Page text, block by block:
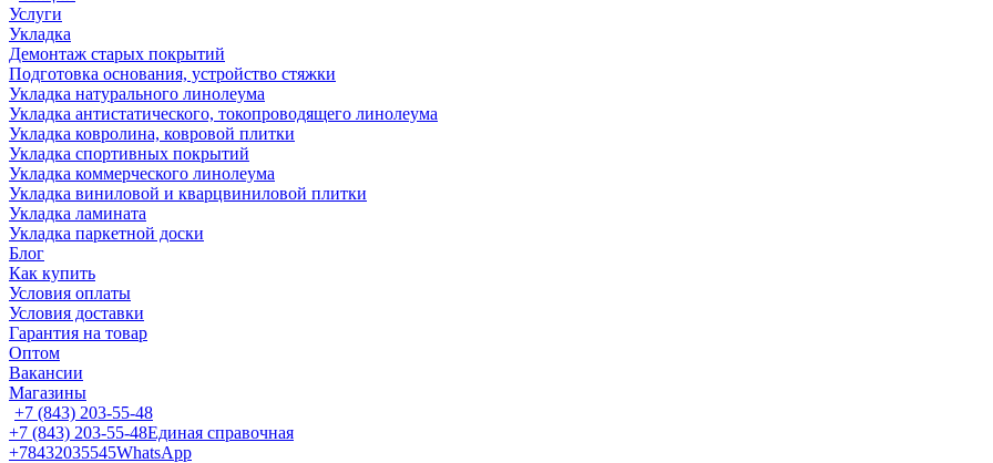
Услуги
Укладка
Демонтаж старых покрытий
Подготовка основания, устройство стяжки
Укладка натурального линолеума
Укладка антистатического, токопроводящего линолеума
Укладка ковролина, ковровой плитки
Укладка спортивных покрытий
Укладка коммерческого линолеума
Укладка виниловой и кварцвиниловой плитки
Укладка ламината
Укладка паркетной доски
Блог
Как купить
Условия оплаты
Условия доставки
Гарантия на товар
Оптом
Вакансии
Магазины
+7 (843) 203-55-48
+7 (843) 203-55-48Единая справочная
+78432035545WhatsApp